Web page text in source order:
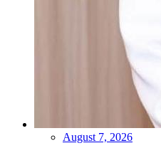
August 7, 2026